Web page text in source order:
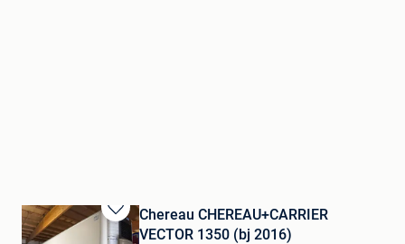
Bewaren
Chereau CHEREAU+CARRIER
VECTOR 1350 (bj 2016)